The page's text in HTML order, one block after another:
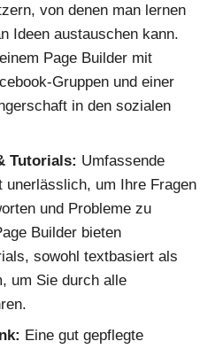
von denen man lernen
Ideen austauschen kann.
Page Builder mit
Gruppen und einer
in den sozialen
Tutorials: Umfassende
unerlässlich, um Ihre Fragen
und Probleme zu
Builder bieten
sowohl textbasiert als
um Sie durch alle
Eine gut gepflegte